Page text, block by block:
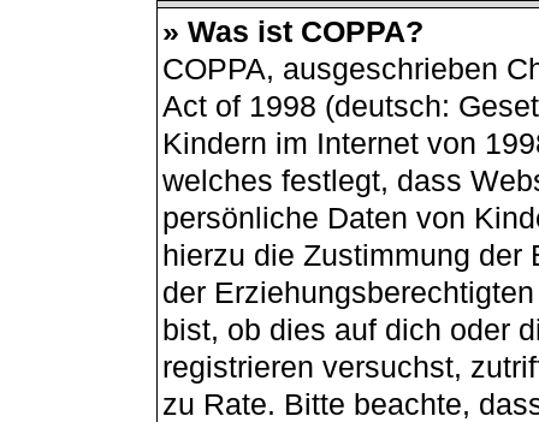
» Was ist COPPA?
COPPA, ausgeschrieben
Act of 1998 (deutsch:
Kindern im Internet von
welches festlegt, dass
persönliche Daten von
hierzu die Zustimmung der
der
bist, ob dies auf dich oder
registrieren versuchst,
zu Rate. Bitte beachte,